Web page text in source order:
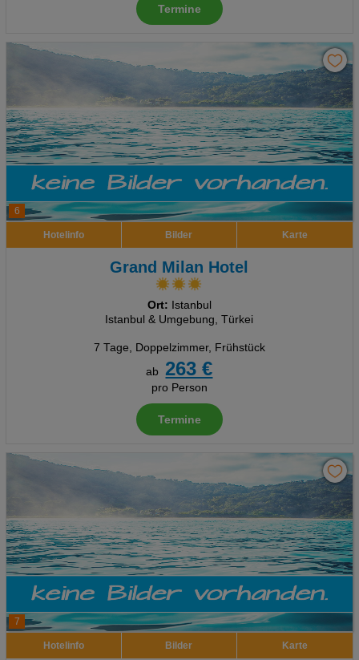
Termine
6
Hotelinfo Bilder Karte
Grand Milan Hotel
Ort: Istanbul
Istanbul & Umgebung, Türkei
7 Tage, Doppelzimmer, Frühstück
ab
263 €
pro Person
Termine
7
Hotelinfo Bilder Karte